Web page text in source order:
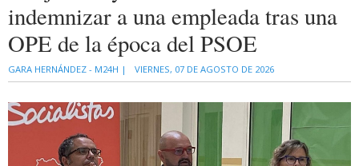
indemnizar a una empleada tras una
OPE de la época del PSOE
GARA HERNÁNDEZ - M24H | VIERNES, 07 DE AGOSTO DE 2026